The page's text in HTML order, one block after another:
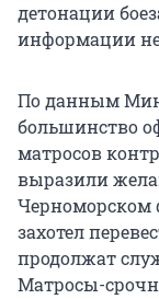
детонации
информации
По данным
большинство
матросов
выразили
Черноморском
захотел
продолжат
Матросы-